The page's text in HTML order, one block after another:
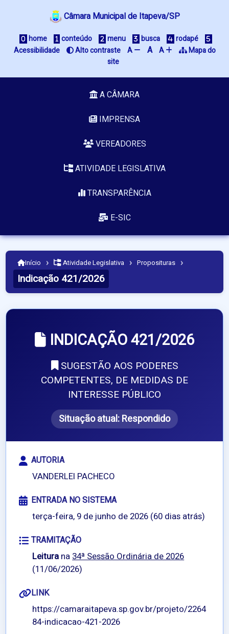
Câmara Municipal de Itapeva/SP
home conteúdo menu busca
rodapé
Acessibilidade
Alto contraste A A A
Mapa do
site
A CÂMARA
IMPRENSA
VEREADORES
ATIVIDADE LEGISLATIVA
TRANSPARÊNCIA
E-SIC
Início › Atividade Legislativa › Proposituras ›
Indicação 421/2026
INDICAÇÃO 421/2026
SUGESTÃO AOS PODERES
COMPETENTES, DE MEDIDAS DE
INTERESSE PÚBLICO
Situação atual:Respondido
AUTORIA
VANDERLEI PACHECO
ENTRADA NO SISTEMA
terça-feira, 9 de junho de 2026 (60 dias atrás)
TRAMITAÇÃO
Leitura na34ª Sessão Ordinária de 2026
(11/06/2026)
LINK
https://camaraitapeva.sp.gov.br/projeto/2264
84-indicacao-421-2026